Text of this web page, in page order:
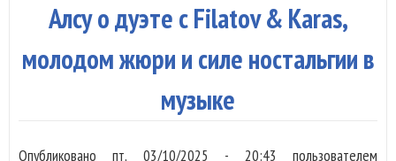
Алсу о дуэте с Filatov & Karas,
молодом жюри и силе ностальгии в
музыке
Опубликованопт, 03/10/2025 - 20:43 пользователем